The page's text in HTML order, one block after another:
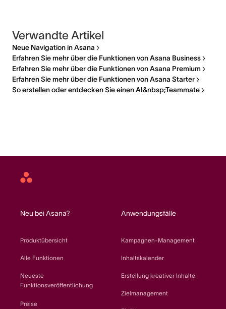
Verwandte Artikel
Neue Navigation in Asana
Erfahren Sie mehr über die Funktionen von Asana Business
Erfahren Sie mehr über die Funktionen von Asana Premium
Erfahren Sie mehr über die Funktionen von Asana Starter
So erstellen oder entdecken Sie einen AI&nbsp;Teammate
Asana
Neu bei Asana?
Produktübersicht
Alle Funktionen
Neueste
Funktionsveröffentlichung
Preise
Anwendungsfälle
Kampagnen-Management
Inhaltskalender
Erstellung kreativer Inhalte
Zielmanagement